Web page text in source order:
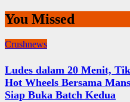
You Missed
Crushnews
Ludes dalam 20 Menit,
Hot Wheels Bersama
Siap Buka Batch Kedua